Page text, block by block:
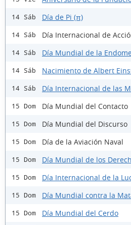
14 Sáb Día de Pi (π)
14 Sáb Día Internacional de
14 Sáb Día Mundial de la
14 Sáb Nacimiento de Albert
14 Sáb Día Internacional de las
15 Dom Día Mundial del Contacto
15 Dom Día Mundial del Discurso
15 Dom Día de la Aviación Naval
15 Dom Día Mundial de los
15 Dom Día Internacional de la
15 Dom Día Mundial contra la
15 Dom Día Mundial del Cerdo